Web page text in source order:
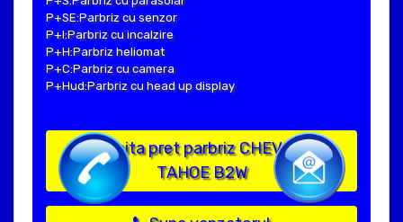
P+SE:Parbriz cu senzor
P+I:Parbriz cu incalzire
P+H:Parbriz heliomat
P+C:Parbriz cu camera
P+Hud:Parbriz cu head up display
Solicita pret parbriz CHEVROLET
TAHOE B2W